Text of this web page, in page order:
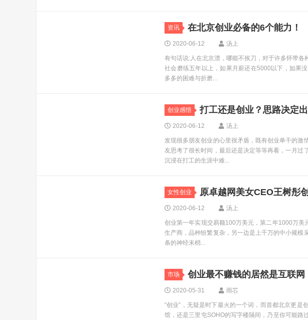
资讯 在北京创业必备的6个能力！
2020-06-12 汤上
有句话说:人在北京漂，哪能不挨刀，对于许多怀带
社会磨练五年以上，如果月薪还在5000以下，如果
多多的困难与折磨...
创业感悟 打工还是创业？思路决定
2020-06-12 汤上
发现很多朋友创业的心里很矛盾，既有创业单干的激
友思考了很长时间，最后还是决定等等再看，一月过
沉浸在打工的生涯中难...
女性创业 原卓越网美女CEO王树彤
2020-06-12 汤上
创业第一年实现交易额100万美元，第二年1000万美
生产商，品种纷繁复杂，另一边是上千万的中小规模
条的神经末梢...
市场 创业最不赚钱的居然是互联网
2020-05-31 雨芯
“创业”，无疑是时下最火的一个词，而首都北京更
馆，还是三里屯SOHO的写字楼隔间，乃至你可能路